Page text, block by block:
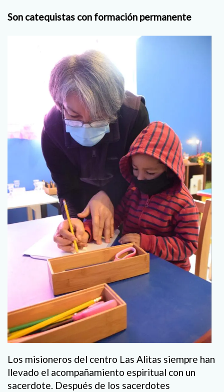
Son catequistas con formación permanente
Los misioneros del centro Las Alitas siempre han
llevado el acompañamiento espiritual con un
sacerdote. Después de los sacerdotes